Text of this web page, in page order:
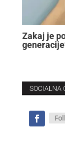
Zakaj je
SOCIALNA